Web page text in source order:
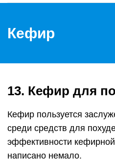
Кефир
13. Кефир для
Кефир пользуется
среди средств для
эффективности
написано немало.